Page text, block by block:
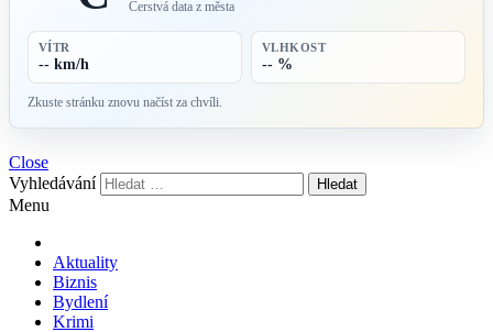
Čerstvá data z města
VÍTR
-- km/h
VLHKOST
-- %
Zkuste stránku znovu načíst za chvíli.
Close
Vyhledávání
Menu
Aktuality
Biznis
Bydlení
Krimi